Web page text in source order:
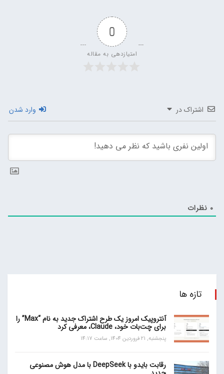
0
امتیازدهی به مقاله
اشتراک در وارد شدن
0 نظرات
تازه ها
آنتروپیک امروز یک طرح اشتراک جدید به نام “Max” را
برای چت‌بات خود، Claude، معرفی کرد
پنجشنبه, 21 فروردین 1404, ساعت 14:17
رقابت بایدو با DeepSeek با مدل هوش مصنوعی